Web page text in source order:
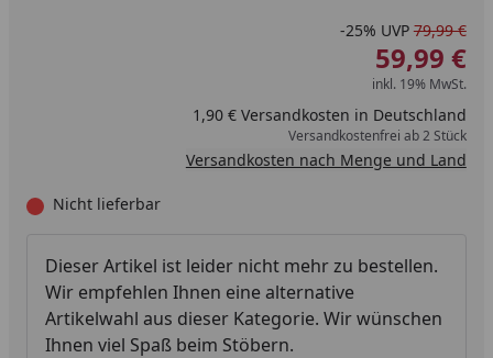
-25% UVP 79,99 €
59,99 €
inkl. 19% MwSt.
1,90 € Versandkosten in Deutschland
Versandkostenfrei ab 2 Stück
Versandkosten nach Menge und Land
Nicht lieferbar
Dieser Artikel ist leider nicht mehr zu bestellen.
Wir empfehlen Ihnen eine alternative
Artikelwahl aus dieser Kategorie. Wir wünschen
Ihnen viel Spaß beim Stöbern.